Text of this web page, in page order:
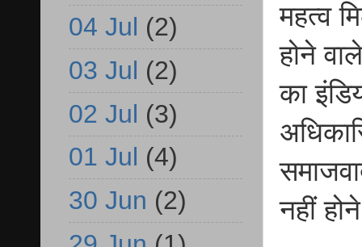
महत्व
होने
का
नहीं
04 Jul (2)
03 Jul (2)
02 Jul (3)
01 Jul (4)
30 Jun (2)